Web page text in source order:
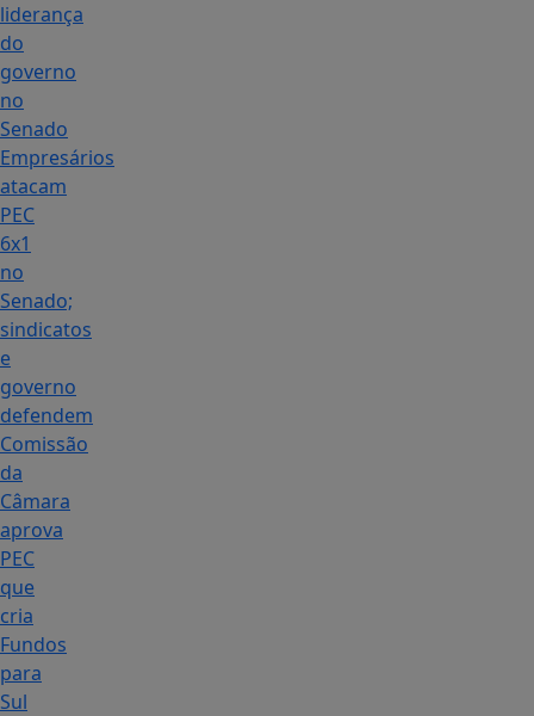
liderança
do
governo
no
Senado
Empresários
atacam
PEC
6x1
no
Senado;
sindicatos
e
governo
defendem
Comissão
da
Câmara
aprova
PEC
que
cria
Fundos
para
Sul